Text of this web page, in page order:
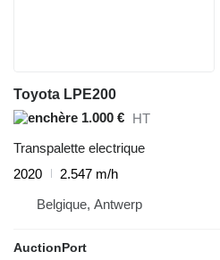
Toyota LPE200
1.000 € HT
Transpalette electrique
2020
2.547 m/h
Belgique, Antwerp
AuctionPort